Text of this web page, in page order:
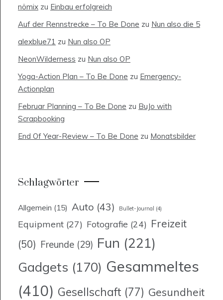
nömix zu Einbau erfolgreich
Auf der Rennstrecke – To Be Done zu Nun also die 5
alexblue71 zu Nun also OP
NeonWilderness zu Nun also OP
Yoga-Action Plan – To Be Done zu Emergency-
Actionplan
Februar Planning – To Be Done zu BuJo with
Scrapbooking
End Of Year-Review – To Be Done zu Monatsbilder
Schlagwörter
Allgemein (15) Auto (43) Bullet-Journal (4)
Equipment (27) Fotografie (24) Freizeit
(50) Freunde (29) Fun (221)
Gadgets (170) Gesammeltes
(410) Gesellschaft (77) Gesundheit